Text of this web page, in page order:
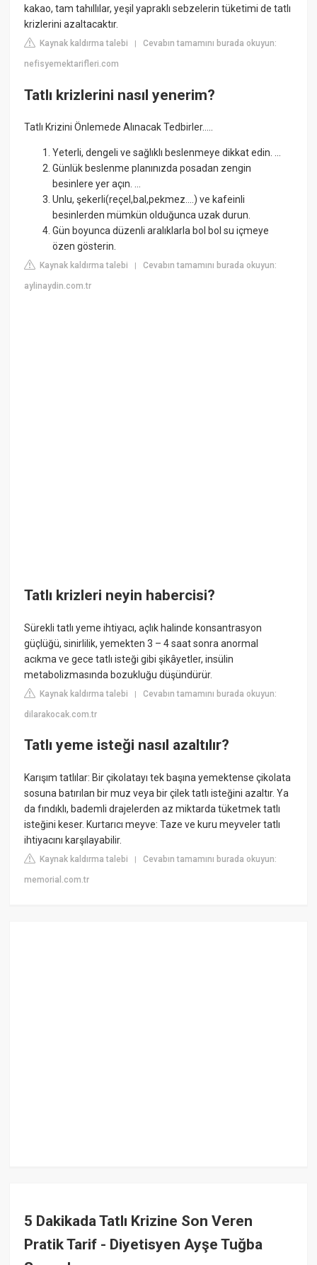
kakao, tam tahıllılar, yeşil yapraklı sebzelerin tüketimi de tatlı
krizlerini azaltacaktır.
Kaynak kaldırma talebi |Cevabın tamamını burada okuyun:
nefisyemektarifleri.com
Tatlı krizlerini nasıl yenerim?
Tatlı Krizini Önlemede Alınacak Tedbirler…..
Yeterli, dengeli ve sağlıklı beslenmeye dikkat edin. ...
Günlük beslenme planınızda posadan zengin
besinlere yer açın. ...
Unlu, şekerli(reçel,bal,pekmez….) ve kafeinli
besinlerden mümkün olduğunca uzak durun.
Gün boyunca düzenli aralıklarla bol bol su içmeye
özen gösterin.
Kaynak kaldırma talebi |Cevabın tamamını burada okuyun:
aylinaydin.com.tr
Tatlı krizleri neyin habercisi?
Sürekli tatlı yeme ihtiyacı, açlık halinde konsantrasyon
güçlüğü, sinirlilik, yemekten 3 – 4 saat sonra anormal
acıkma ve gece tatlı isteği gibi şikâyetler, insülin
metabolizmasında bozukluğu düşündürür.
Kaynak kaldırma talebi |Cevabın tamamını burada okuyun:
dilarakocak.com.tr
Tatlı yeme isteği nasıl azaltılır?
Karışım tatlılar: Bir çikolatayı tek başına yemektense çikolata
sosuna batırılan bir muz veya bir çilek tatlı isteğini azaltır. Ya
da fındıklı, bademli drajelerden az miktarda tüketmek tatlı
isteğini keser. Kurtarıcı meyve: Taze ve kuru meyveler tatlı
ihtiyacını karşılayabilir.
Kaynak kaldırma talebi |Cevabın tamamını burada okuyun:
memorial.com.tr
5 Dakikada Tatlı Krizine Son Veren
Pratik Tarif - Diyetisyen Ayşe Tuğba